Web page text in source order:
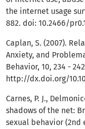
the internet usage
882. doi: 10.2466/
Caplan, S. (2007).
Anxiety, and
Behavior, 10, 234 -
http://dx.doi.org/
Carnes, P. J.,
shadows of the net:
sexual behavior (2nd